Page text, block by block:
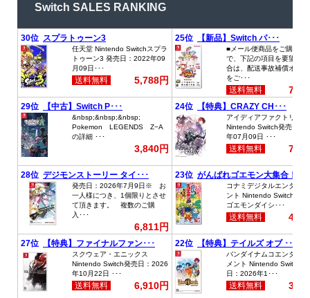
Switch SALES RANKING